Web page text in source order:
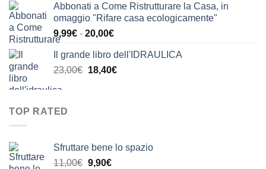
originale
era:
24,00€.
attuale
è:
Abbonati a Come Ristrutturare la Casa, in
omaggio "Rifare casa ecologicamente"
9,99€ - 20,00€Fascia
prezzo:
da
Il grande libro dell'IDRAULICA
23,00€ Il
18,40€Il
TOP RATED
Sfruttare bene lo spazio
11,00€ Il
9,90€Il